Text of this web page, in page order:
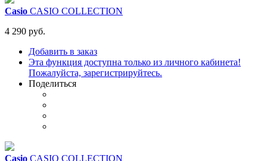
Casio CASIO COLLECTION
4 290 руб.
Добавить в заказ
Эта функция доступна только из личного кабинета!
Пожалуйста, зарегистрируйтесь.
Поделиться
Casio CASIO COLLECTION